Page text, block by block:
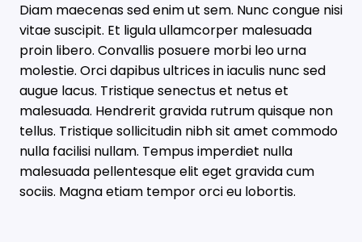
Diam maecenas sed enim ut sem. Nunc congue nisi
vitae suscipit. Et ligula ullamcorper malesuada
proin libero. Convallis posuere morbi leo urna
molestie. Orci dapibus ultrices in iaculis nunc sed
augue lacus. Tristique senectus et netus et
malesuada. Hendrerit gravida rutrum quisque non
tellus. Tristique sollicitudin nibh sit amet commodo
nulla facilisi nullam. Tempus imperdiet nulla
malesuada pellentesque elit eget gravida cum
sociis. Magna etiam tempor orci eu lobortis.